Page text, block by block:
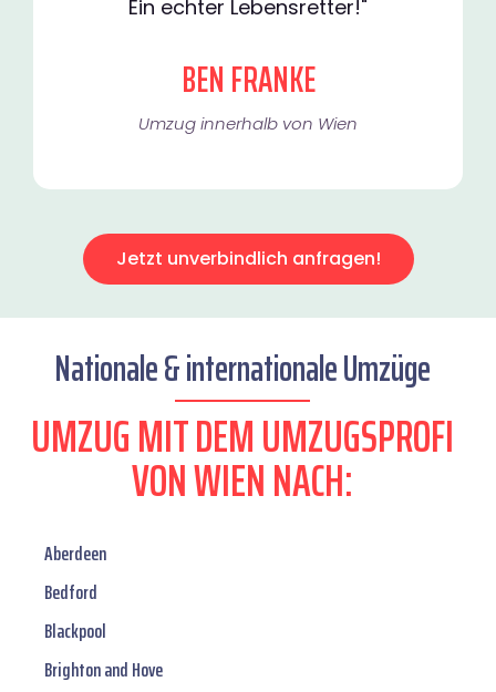
Ein echter Lebensretter!"
BEN FRANKE
Umzug innerhalb von Wien​
Jetzt unverbindlich anfragen!
Nationale & internationale Umzüge
UMZUG MIT DEM UMZUGSPROFI
VON WIEN NACH:
Aberdeen
Bedford
Blackpool
Brighton and Hove